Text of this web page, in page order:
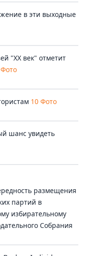
в эти выходные
"ХХ век" отметит
10 Фото
шанс увидеть
размещения
партий в
избирательному
Собрания